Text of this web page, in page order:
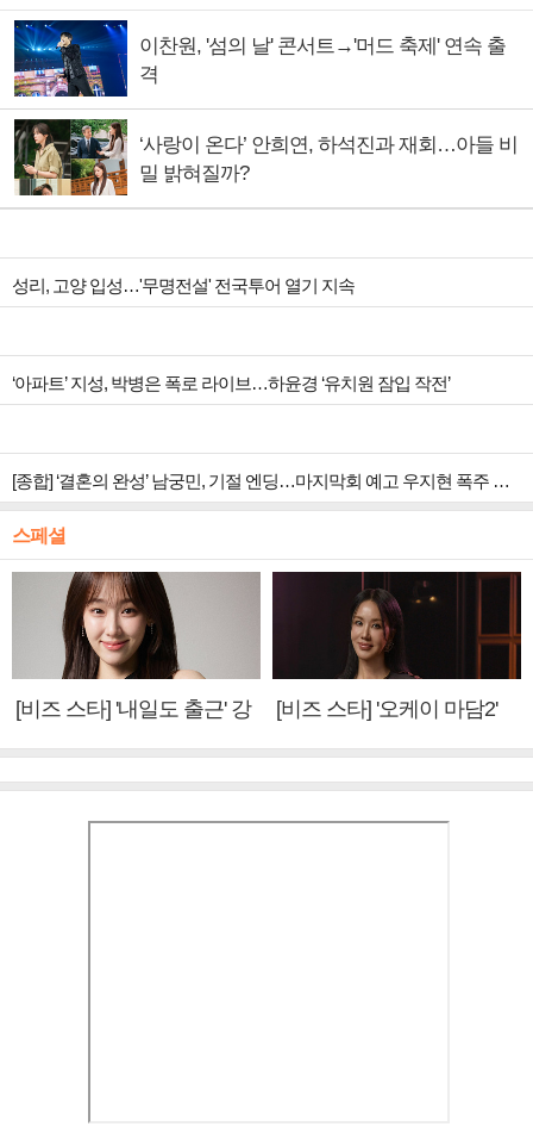
이찬원, '섬의 날' 콘서트→'머드 축제' 연속 출
격
‘사랑이 온다’ 안희연, 하석진과 재회…아들 비
밀 밝혀질까?
성리, 고양 입성…'무명전설' 전국투어 열기 지속
‘아파트’ 지성, 박병은 폭로 라이브…하윤경 ‘유치원 잠입 작전’
[종합] ‘결혼의 완성’ 남궁민, 기절 엔딩…마지막회 예고 우지현 폭주 결말은?
스페셜
[비즈 스타] '내일도 출근' 강
[비즈 스타] '오케이 마담2'